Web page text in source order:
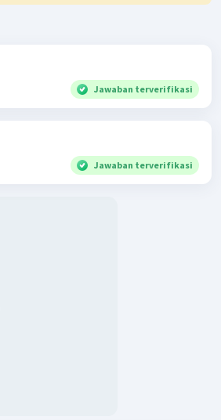
Jawaban terverifikasi
Jawaban terverifikasi